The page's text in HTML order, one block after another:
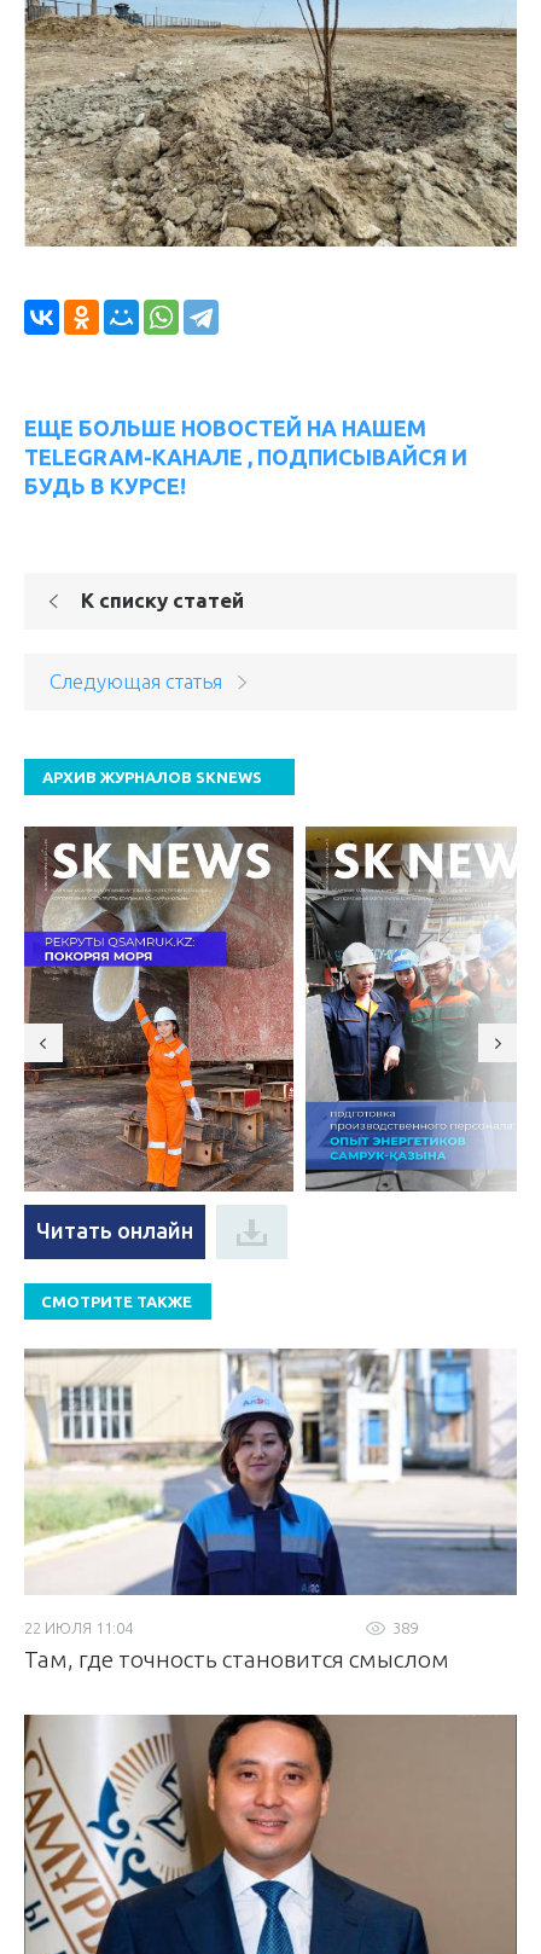
ЕЩЕ БОЛЬШЕ НОВОСТЕЙ НА НАШЕМ
TELEGRAM-КАНАЛЕ , ПОДПИСЫВАЙСЯ И
БУДЬ В КУРСЕ!
К списку статей
Следующая статья
АРХИВ ЖУРНАЛОВ SKNEWS
Читать онлайн
СМОТРИТЕ ТАКЖЕ
389
22 ИЮЛЯ 11:04
Там, где точность становится смыслом